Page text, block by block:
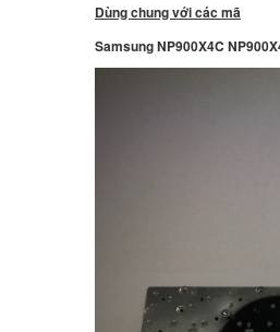
Dùng chung với các mã
Samsung NP900X4C